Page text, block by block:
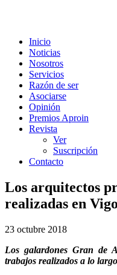
Inicio
Noticias
Nosotros
Servicios
Razón de ser
Asociarse
Opinión
Premios Aproin
Revista
Ver
Suscripción
Contacto
Los arquitectos
realizadas en
23 octubre 2018
Los galardones Gran de
trabajos realizados a lo